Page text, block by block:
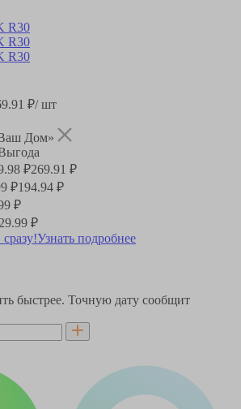
₽/ шт
Дом»
₽269.91 ₽
₽194.94 ₽
₽
29.99 ₽
Узнать подробнее
быстрее. Точную дату сообщит